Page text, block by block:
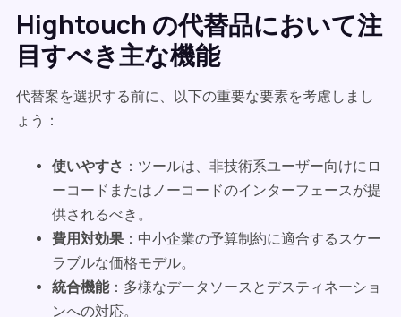
Hightouch の代替品において注
目すべき主な機能
代替案を選択する前に、以下の重要な要素を考慮しまし
ょう：
使いやすさ ：ツールは、非技術系ユーザー向けにロ
ーコードまたはノーコードのインターフェースが提
供されるべき。
費用対効果 ：中小企業の予算制約に適合するスケー
ラブルな価格モデル。
統合機能：多様なデータソースとデスティネーショ
ンへの対応。